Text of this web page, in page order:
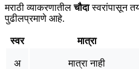
मराठी व्याकरणातीलचौदास्वरांपासून
पुढीलप्रमाणे आहे.
स्वर मात्रा
अ मात्रा नाही